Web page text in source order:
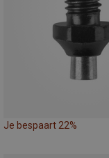
Je bespaart 22%